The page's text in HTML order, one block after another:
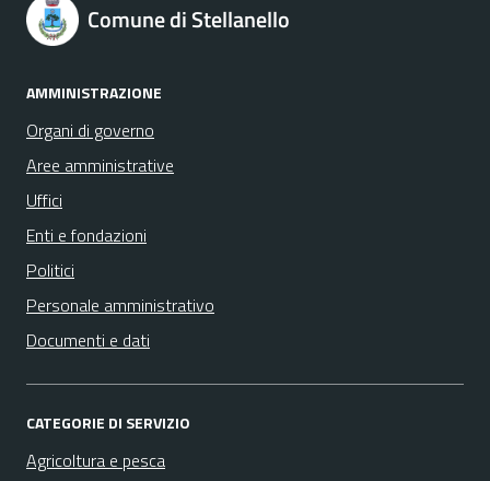
Comune di Stellanello
AMMINISTRAZIONE
Organi di governo
Aree amministrative
Uffici
Enti e fondazioni
Politici
Personale amministrativo
Documenti e dati
CATEGORIE DI SERVIZIO
Agricoltura e pesca